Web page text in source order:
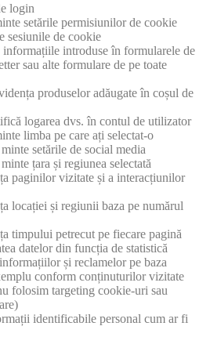
login
setările permisiunilor de cookie
sesiunile de cookie
introduse în formularele de
sau alte formulare de pe toate
produselor adăugate în coșul de
logarea dvs. în contul de utilizator
limba pe care ați selectat-o
setările de social media
țara și regiunea selectată
paginilor vizitate și a interacțiunilor
locației și regiunii baza pe numărul
timpului petrecut pe fiecare pagină
datelor din funcția de statistică
și reclamelor pe baza
conform conținuturilor vizitate
folosim targeting cookie-uri sau
identificabile personal cum ar fi